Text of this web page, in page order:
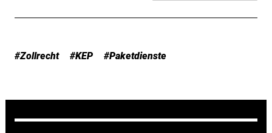
#Zollrecht #KEP #Paketdienste